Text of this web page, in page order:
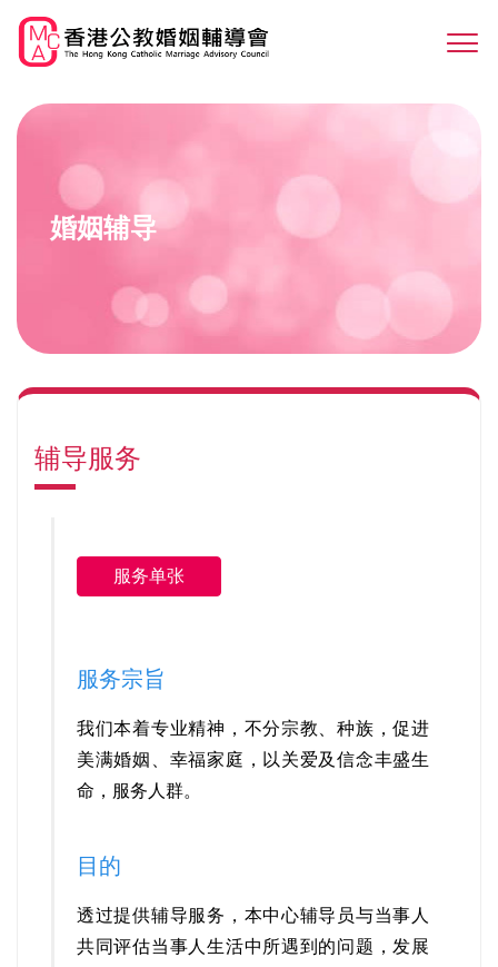
main
婚姻辅导
辅导服务
服务单张
服务宗旨
我们本着专业精神，不分宗教、种族，促进
美满婚姻、幸福家庭，以关爱及信念丰盛生
命，服务人群。
目的
透过提供辅导服务，本中心辅导员与当事人
共同评估当事人生活中所遇到的问题，发展